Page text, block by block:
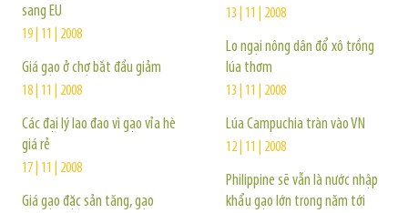
sang EU
19 | 11 | 2008
Giá gạo ở chợ bắt đầu giảm
18 | 11 | 2008
Các đại lý lao đao vì gạo vỉa hè
giá rẻ
17 | 11 | 2008
Giá gạo đặc sản tăng, gạo
13 | 11 | 2008
Lo ngại nông dân đổ xô trồng
lúa thơm
13 | 11 | 2008
Lúa Campuchia tràn vào VN
12 | 11 | 2008
Philippine sẽ vẫn là nước nhập
khẩu gạo lớn trong năm tới